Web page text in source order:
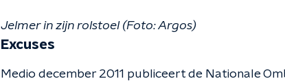
Jelmer in zijn rolstoel (Foto: Argos)
Excuses
Medio december 2011 publiceert de Nationale